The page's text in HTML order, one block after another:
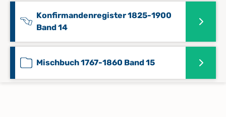
Konfirmandenregister 1825-1900
Band 14
Mischbuch 1767-1860 Band 15